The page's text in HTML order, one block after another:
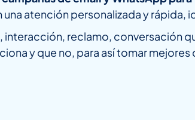
una atención personalizada y
reclamo, conversación
y que no, para así tomar